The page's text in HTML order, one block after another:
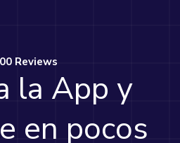
Reviews
la App y
en pocos